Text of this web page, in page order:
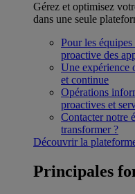
Gérez et optimisez
dans une seule
Pour les
proactive des
Une expérience
et continue
Opérations
proactives et
Contacter notre
transformer ?
Découvrir la
Principales